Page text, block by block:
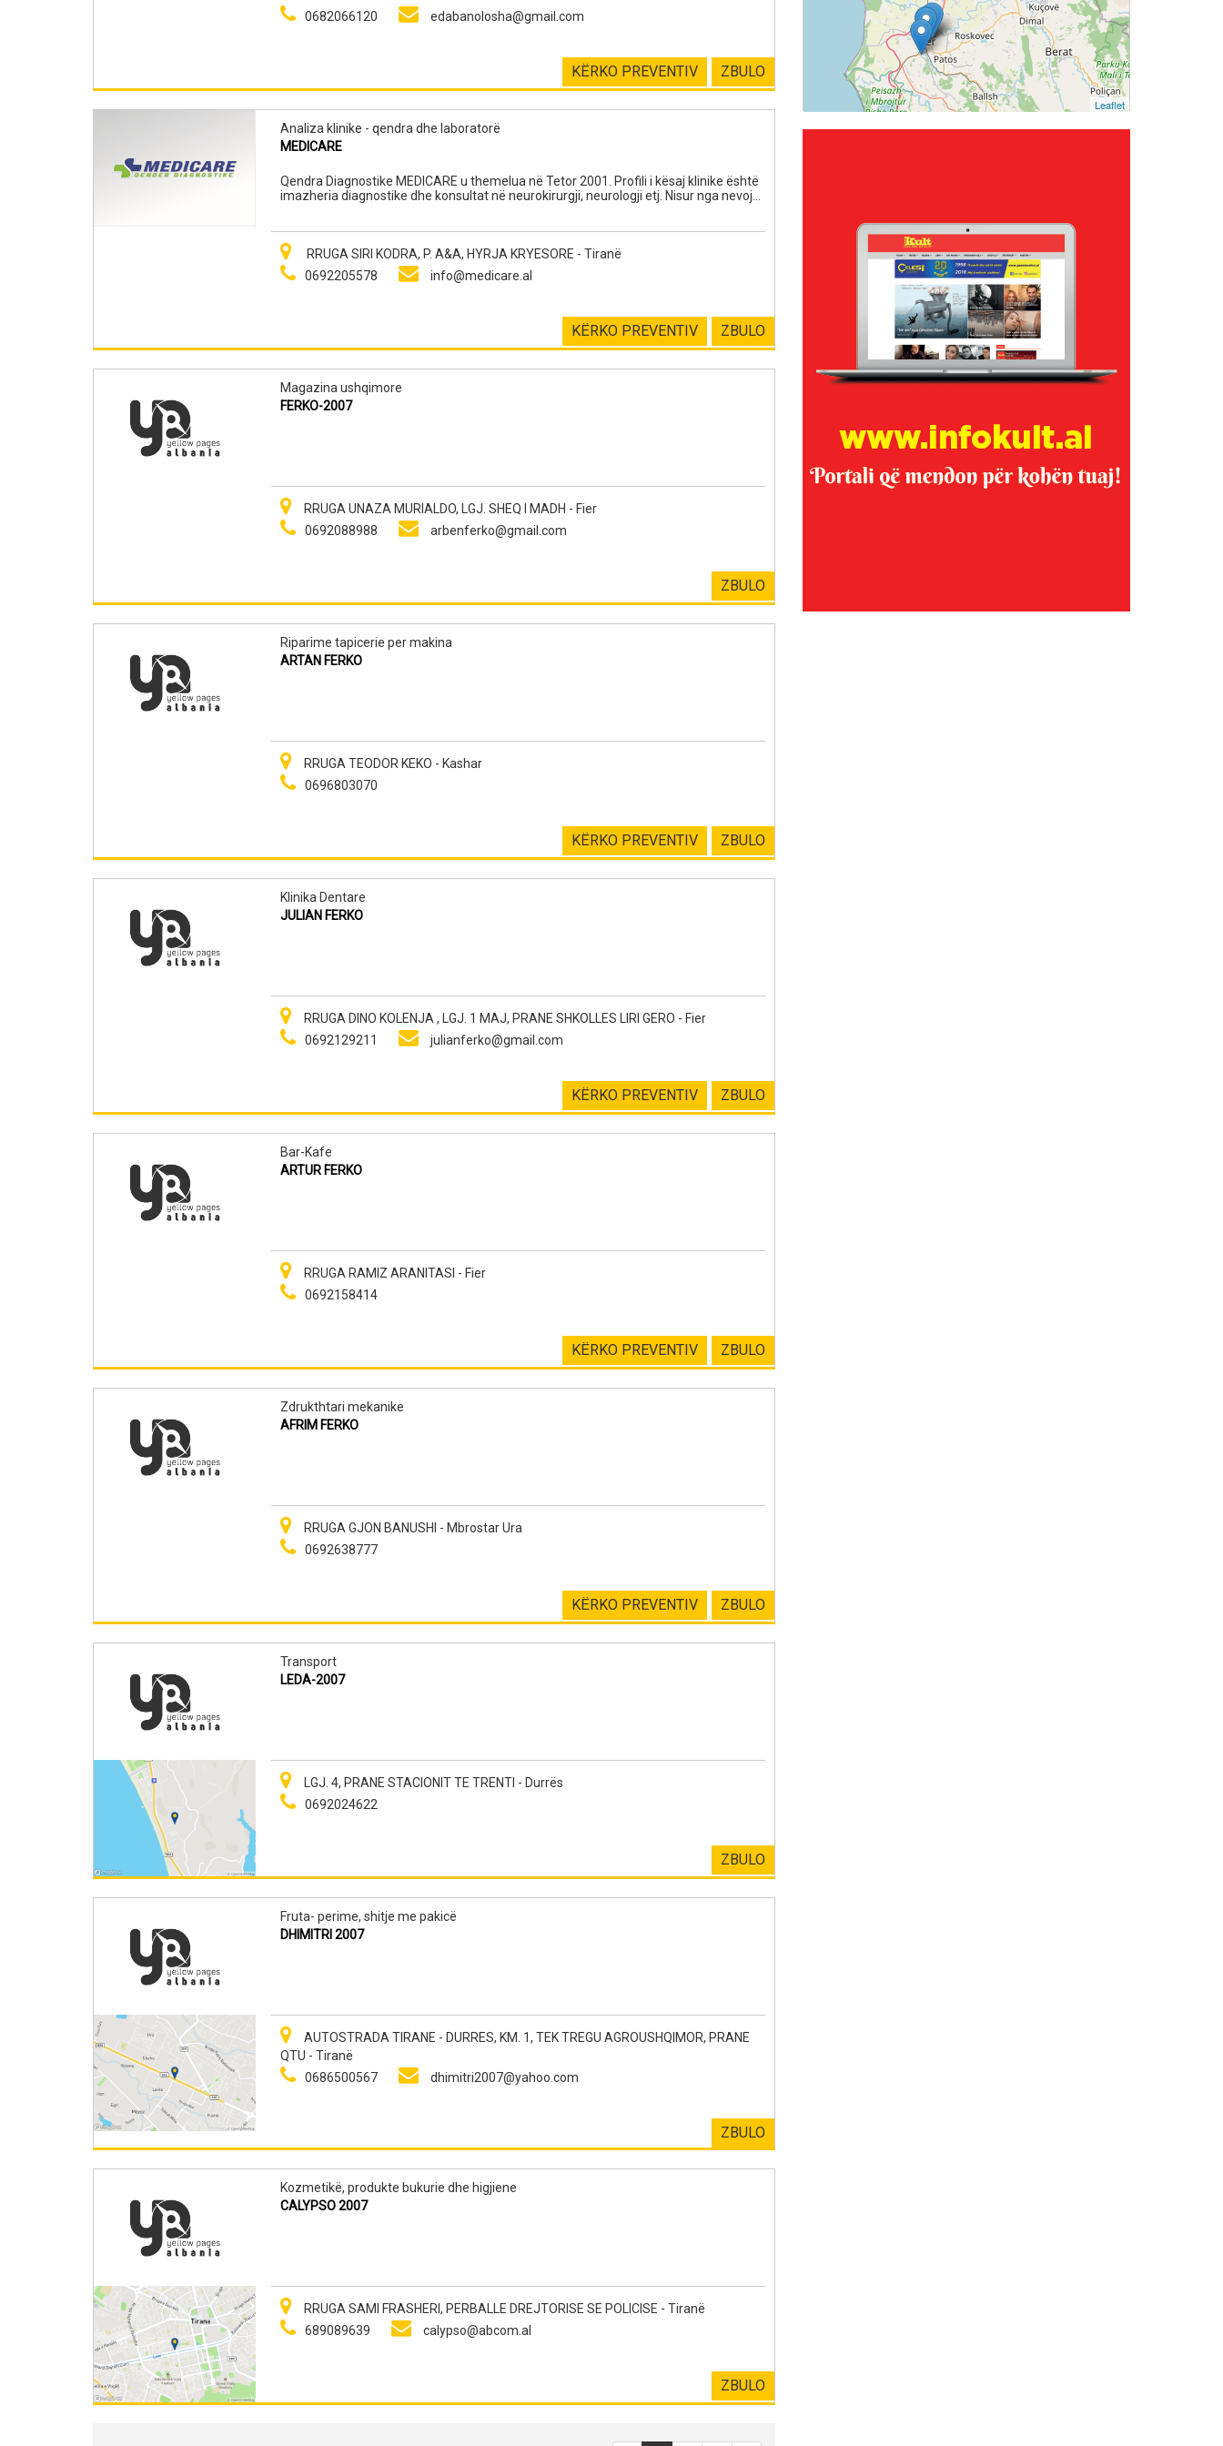
0682066120
edabanolosha@gmail.com
ZBULO
KËRKO PREVENTIV
Analiza klinike - qendra dhe laboratorë
MEDICARE
Qendra Diagnostike MEDICARE u themelua në Tetor 2001. Profili i kësaj klinike është
imazheria diagnostike dhe konsultat në neurokirurgji, neurologji etj. Nisur nga nevojat
vitin 2007 në Fier, në 2010 në Berat dhe në Tetor të vitit 2011 hapi degën e saj më të
re në Korçë.
RRUGA SIRI KODRA, P. A&A, HYRJA KRYESORE - Tiranë
0692205578
info@medicare.al
ZBULO
KËRKO PREVENTIV
Magazina ushqimore
FERKO-2007
RRUGA UNAZA MURIALDO, LGJ. SHEQ I MADH - Fier
0692088988
arbenferko@gmail.com
ZBULO
Riparime tapicerie per makina
ARTAN FERKO
RRUGA TEODOR KEKO - Kashar
0696803070
ZBULO
KËRKO PREVENTIV
Klinika Dentare
JULIAN FERKO
RRUGA DINO KOLENJA , LGJ. 1 MAJ, PRANE SHKOLLES LIRI GERO - Fier
0692129211
julianferko@gmail.com
ZBULO
KËRKO PREVENTIV
Bar-Kafe
ARTUR FERKO
RRUGA RAMIZ ARANITASI - Fier
0692158414
ZBULO
KËRKO PREVENTIV
Zdrukthtari mekanike
AFRIM FERKO
RRUGA GJON BANUSHI - Mbrostar Ura
0692638777
ZBULO
KËRKO PREVENTIV
Transport
LEDA-2007
LGJ. 4, PRANE STACIONIT TE TRENTI - Durrës
0692024622
ZBULO
Fruta- perime, shitje me pakicë
DHIMITRI 2007
AUTOSTRADA TIRANE - DURRES, KM. 1, TEK TREGU AGROUSHQIMOR, PRANE
QTU - Tiranë
0686500567
dhimitri2007@yahoo.com
ZBULO
Kozmetikë, produkte bukurie dhe higjiene
CALYPSO 2007
RRUGA SAMI FRASHERI, PERBALLE DREJTORISE SE POLICISE - Tiranë
689089639
calypso@abcom.al
ZBULO
Leaflet